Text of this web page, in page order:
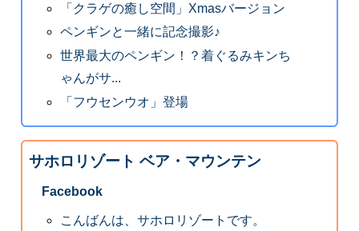
「クラゲの癒し空間」Xmasバージョン
ペンギンと一緒に記念撮影♪
世界最大のペンギン！？着ぐるみキンち
ゃんがサ...
「フウセンウオ」登場
サホロリゾート ベア・マウンテン
Facebook
こんばんは、サホロリゾートです。